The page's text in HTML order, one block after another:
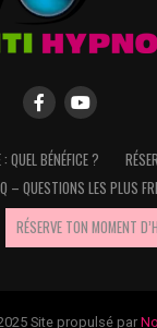
: QUEL BÉNÉFICE ?
– QUESTIONS LES PLUS
RÉSERVE TON MOMENT
Site propulsé par